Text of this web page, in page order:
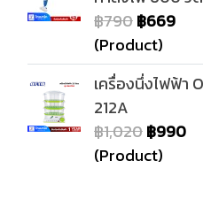
฿790฿669
(Product)
เครื่องนึ่งไฟฟ้า
212A
฿1,020฿990
(Product)